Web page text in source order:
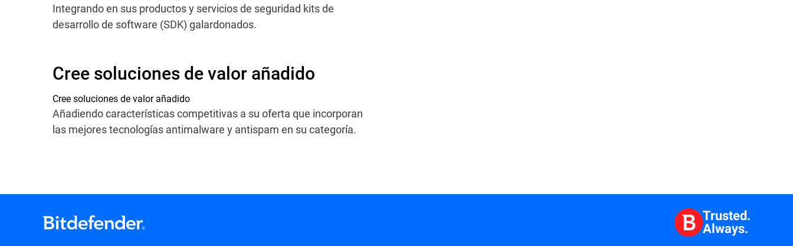
Integrando en sus productos y servicios de seguridad kits de
desarrollo de software (SDK) galardonados.
Cree soluciones de valor añadido
Cree soluciones de valor añadido
Añadiendo características competitivas a su oferta que incorporan
las mejores tecnologías antimalware y antispam en su categoría.
Trusted.
Always.